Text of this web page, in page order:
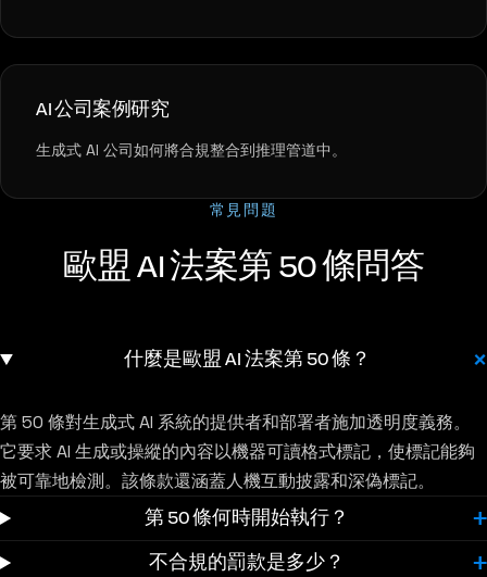
AI 公司案例研究
生成式 AI 公司如何將合規整合到推理管道中。
常見問題
歐盟 AI 法案第 50 條問答
什麼是歐盟 AI 法案第 50 條？
第 50 條對生成式 AI 系統的提供者和部署者施加透明度義務。
它要求 AI 生成或操縱的內容以機器可讀格式標記，使標記能夠
被可靠地檢測。該條款還涵蓋人機互動披露和深偽標記。
第 50 條何時開始執行？
不合規的罰款是多少？